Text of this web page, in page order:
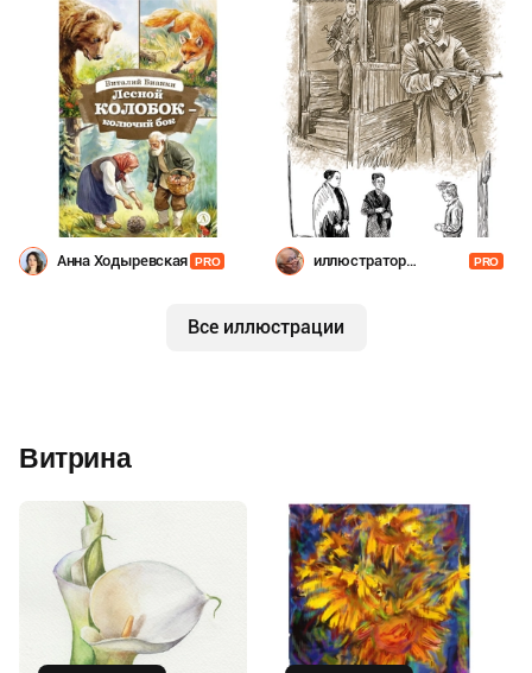
Анна Ходыревская PRO
иллюстратор
PRO
Все иллюстрации
Витрина
Купить Купить